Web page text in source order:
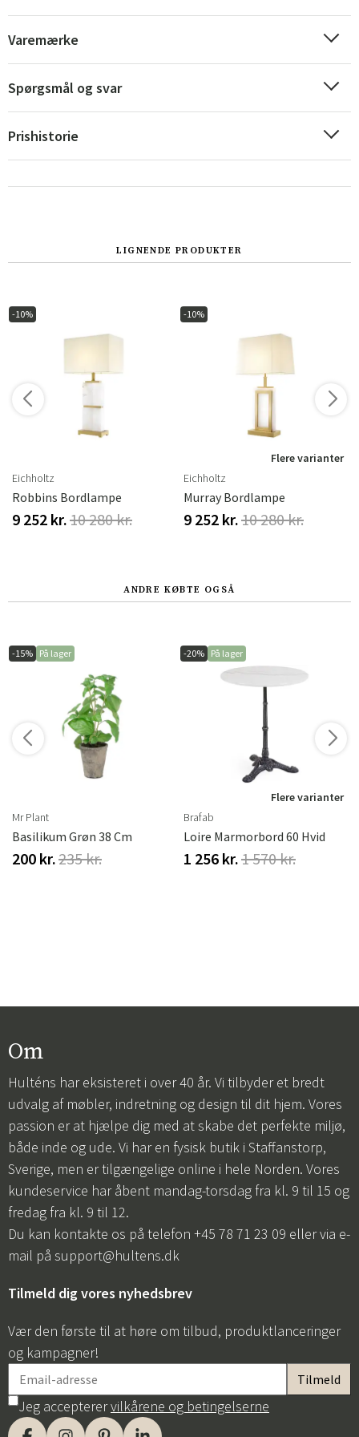
Sverige
Danmark
Varemærke
Spørgsmål og svar
Prishistorie
LIGNENDE PRODUKTER
-10%
Eichholtz
Robbins Bordlampe
9 252 kr.10 280 kr.
-10%
Flere varianter
Eichholtz
Murray Bordlampe
9 252 kr.10 280 kr.
ANDRE KØBTE OGSÅ
-15% På lager
Mr Plant
Basilikum Grøn 38 Cm
200 kr.235 kr.
-20% På lager
Flere varianter
Brafab
Loire Marmorbord 60 Hvid
1 256 kr.1 570 kr.
Om
Hulténs har eksisteret i over 40 år. Vi tilbyder et bredt
udvalg af møbler, indretning og design til dit hjem. Vores
passion er at hjælpe dig med at skabe det perfekte miljø,
både inde og ude. Vi har en fysisk butik i Staffanstorp,
Sverige, men er tilgængelige online i hele Norden. Vores
kundeservice har åbent mandag-torsdag fra kl. 9 til 15 og
fredag fra kl. 9 til 12.
Du kan kontakte os på telefon +45 78 71 23 09 eller via e-
mail på support@hultens.dk
Tilmeld dig vores nyhedsbrev
Vær den første til at høre om tilbud, produktlanceringer
og kampagner!
Jeg accepterervilkårene og betingelserne